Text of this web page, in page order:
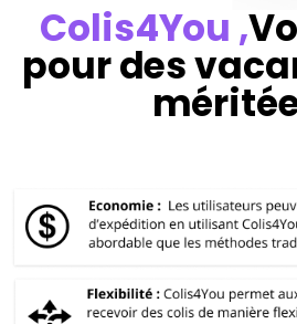
Colis4You ,
pour des